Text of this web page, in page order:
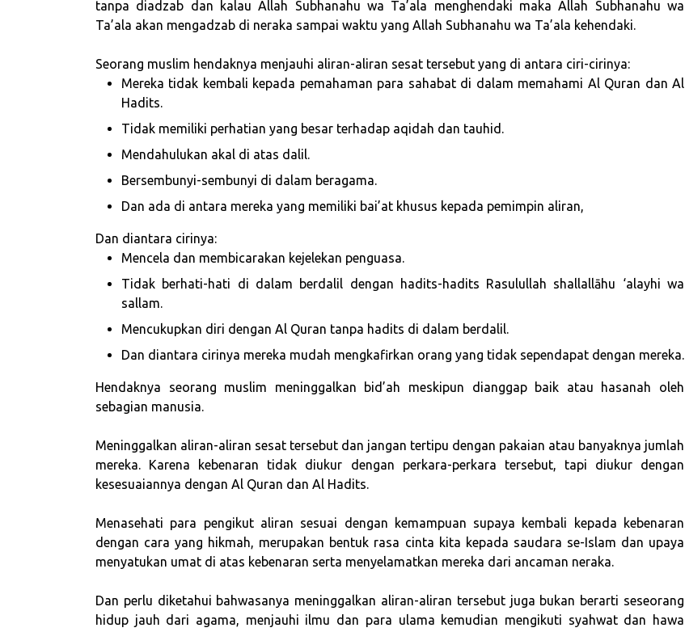
tanpa diadzab dan kalau Allah Subhanahu wa Ta’ala menghendaki maka Allah Subhanahu wa
Ta’ala akan mengadzab di neraka sampai waktu yang Allah Subhanahu wa Ta’ala kehendaki.
Seorang muslim hendaknya menjauhi aliran-aliran sesat tersebut yang di antara ciri-cirinya:
Mereka tidak kembali kepada pemahaman para sahabat di dalam memahami Al Quran dan Al
Hadits.
Tidak memiliki perhatian yang besar terhadap aqidah dan tauhid.
Mendahulukan akal di atas dalil.
Bersembunyi-sembunyi di dalam beragama.
Dan ada di antara mereka yang memiliki bai’at khusus kepada pemimpin aliran,
Dan diantara cirinya:
Mencela dan membicarakan kejelekan penguasa.
Tidak berhati-hati di dalam berdalil dengan hadits-hadits Rasulullah shallallāhu ‘alayhi wa
sallam.
Mencukupkan diri dengan Al Quran tanpa hadits di dalam berdalil.
Dan diantara cirinya mereka mudah mengkafirkan orang yang tidak sependapat dengan mereka.
Hendaknya seorang muslim meninggalkan bid’ah meskipun dianggap baik atau hasanah oleh
sebagian manusia.
Meninggalkan aliran-aliran sesat tersebut dan jangan tertipu dengan pakaian atau banyaknya jumlah
mereka. Karena kebenaran tidak diukur dengan perkara-perkara tersebut, tapi diukur dengan
kesesuaiannya dengan Al Quran dan Al Hadits.
Menasehati para pengikut aliran sesuai dengan kemampuan supaya kembali kepada kebenaran
dengan cara yang hikmah, merupakan bentuk rasa cinta kita kepada saudara se-Islam dan upaya
menyatukan umat di atas kebenaran serta menyelamatkan mereka dari ancaman neraka.
Dan perlu diketahui bahwasanya meninggalkan aliran-aliran tersebut juga bukan berarti seseorang
hidup jauh dari agama, menjauhi ilmu dan para ulama kemudian mengikuti syahwat dan hawa